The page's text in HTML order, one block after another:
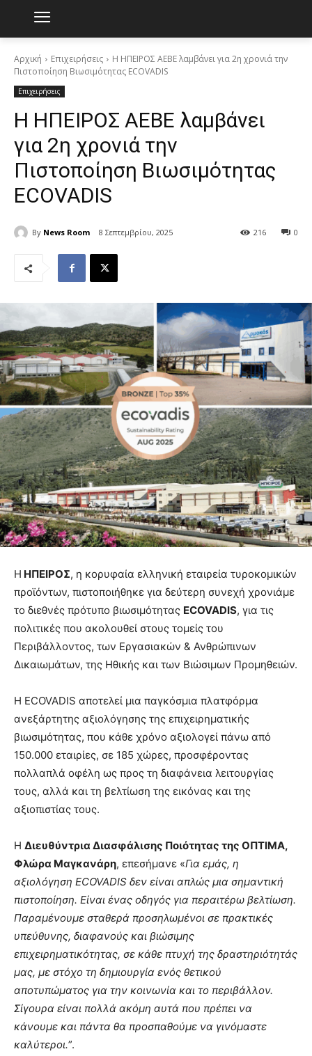
Αρχική Επιχειρήσεις
Η ΗΠΕΙΡΟΣ ΑΕΒΕ λαμβάνει για 2η χρονιά την
Πιστοποίηση Βιωσιμότητας ECOVADIS
Επιχειρήσεις
Η ΗΠΕΙΡΟΣ ΑΕΒΕ λαμβάνει
για 2η χρονιά την
Πιστοποίηση Βιωσιμότητας
ECOVADIS
By News Room 8 Σεπτεμβρίου, 2025 0
216
Η ΗΠΕΙΡΟΣ, η κορυφαία ελληνική εταιρεία τυροκομικών
προϊόντων, πιστοποιήθηκε για δεύτερη συνεχή χρονιάμε
το διεθνές πρότυπο βιωσιμότητας ECOVADIS, για τις
πολιτικές που ακολουθεί στους τομείς του
Περιβάλλοντος, των Εργασιακών & Ανθρώπινων
Δικαιωμάτων, της Ηθικής και των Βιώσιμων Προμηθειών.
Η ECOVADIS αποτελεί μια παγκόσμια πλατφόρμα
ανεξάρτητης αξιολόγησης της επιχειρηματικής
βιωσιμότητας, που κάθε χρόνο αξιολογεί πάνω από
150.000 εταιρίες, σε 185 χώρες, προσφέροντας
πολλαπλά οφέλη ως προς τη διαφάνεια λειτουργίας
τους, αλλά και τη βελτίωση της εικόνας και της
αξιοπιστίας τους.
Η Διευθύντρια Διασφάλισης Ποιότητας της ΟΠΤΙΜΑ,
Φλώρα Μαγκανάρη, επεσήμανε «Για εμάς, η
αξιολόγηση ECOVADIS δεν είναι απλώς μια σημαντική
πιστοποίηση. Είναι ένας οδηγός για περαιτέρω βελτίωση.
Παραμένουμε σταθερά προσηλωμένοι σε πρακτικές
υπεύθυνης, διαφανούς και βιώσιμης
επιχειρηματικότητας, σε κάθε πτυχή της δραστηριότητάς
μας, με στόχο τη δημιουργία ενός θετικού
αποτυπώματος για την κοινωνία και το περιβάλλον.
Σίγουρα είναι πολλά ακόμη αυτά που πρέπει να
κάνουμε και πάντα θα προσπαθούμε να γινόμαστε
καλύτεροι.”.